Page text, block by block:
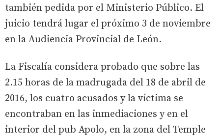
también pedida por el Ministerio Público. El
juicio tendrá lugar el próximo 3 de noviembre
en la Audiencia Provincial de León.
La Fiscalía considera probado que sobre las
2.15 horas de la madrugada del 18 de abril de
2016, los cuatro acusados y la víctima se
encontraban en las inmediaciones y en el
interior del pub Apolo, en la zona del Temple